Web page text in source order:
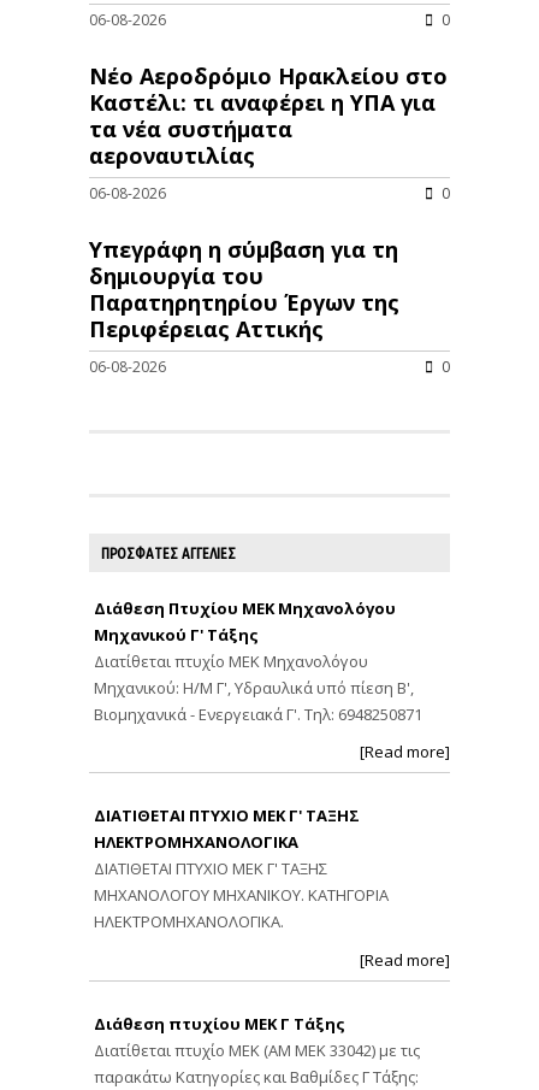
06-08-2026 0
Νέο Αεροδρόμιο Ηρακλείου στο
Καστέλι: τι αναφέρει η ΥΠΑ για
τα νέα συστήματα
αεροναυτιλίας
06-08-2026 0
Υπεγράφη η σύμβαση για τη
δημιουργία του
Παρατηρητηρίου Έργων της
Περιφέρειας Αττικής
06-08-2026 0
ΠΡΟΣΦΑΤΕΣ ΑΓΓΕΛΙΕΣ
Διάθεση Πτυχίου ΜΕΚ Μηχανολόγου
Μηχανικού Γ' Τάξης
Διατίθεται πτυχίο ΜΕΚ Μηχανολόγου
Μηχανικού: Η/Μ Γ', Υδραυλικά υπό πίεση Β',
Βιομηχανικά - Ενεργειακά Γ'. Τηλ: 6948250871
[Read more]
ΔΙΑΤΙΘΕΤΑΙ ΠΤΥΧΙΟ ΜΕΚ Γ' ΤΑΞΗΣ
ΗΛΕΚΤΡΟΜΗΧΑΝΟΛΟΓΙΚΑ
ΔΙΑΤΙΘΕΤΑΙ ΠΤΥΧΙΟ ΜΕΚ Γ' ΤΑΞΗΣ
ΜΗΧΑΝΟΛΟΓΟΥ ΜΗΧΑΝΙΚΟΥ. ΚΑΤΗΓΟΡΙΑ
ΗΛΕΚΤΡΟΜΗΧΑΝΟΛΟΓΙΚΑ.
[Read more]
Διάθεση πτυχίου ΜΕΚ Γ Τάξης
Διατίθεται πτυχίο ΜΕΚ (ΑΜ ΜΕΚ 33042) με τις
παρακάτω Κατηγορίες και Βαθμίδες Γ Τάξης: